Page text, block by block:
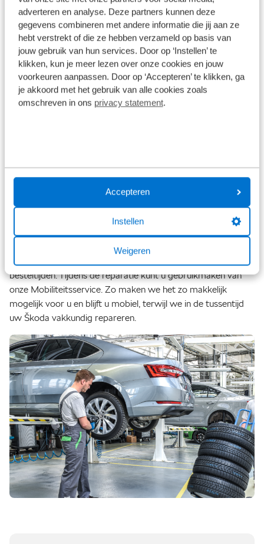
adverteren en analyse. Deze partners kunnen deze
gegevens combineren met andere informatie die jij aan ze
hebt verstrekt of die ze hebben verzameld op basis van
jouw gebruik van hun services. Door op ‘Instellen’ te
klikken, kun je meer lezen over onze cookies en jouw
voorkeuren aanpassen. Door op ‘Accepteren’ te klikken, ga
je akkoord met het gebruik van alle cookies zoals
omschreven in ons privacy statement.
Accepteren
Instellen
Weigeren
Een onverwachte reparatie is nooit leuk. Daarom helpen we
u altijd snel en bieden we u de best denkbare service. Is er
iets met uw Škoda aan de hand, dan maken we snel een
diagnose van de precieze oorzaak. Daarna kunnen onze
monteurs vaak al op korte termijn aan de slag voor u. Dat
komt doordat we veel Škoda-onderdelen op voorraad
hebben, waardoor u bij ons geen last heeft van lange
besteltijden. Tijdens de reparatie kunt u gebruikmaken van
onze Mobiliteitsservice. Zo maken we het zo makkelijk
mogelijk voor u en blijft u mobiel, terwijl we in de tussentijd
uw Škoda vakkundig repareren.